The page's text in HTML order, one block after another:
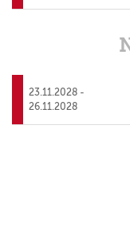
23.11.2028 -
26.11.2028